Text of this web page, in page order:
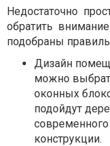
Недостаточно
обратить
подобраны
Дизайн
можно
оконных
подойдут
конструкции.